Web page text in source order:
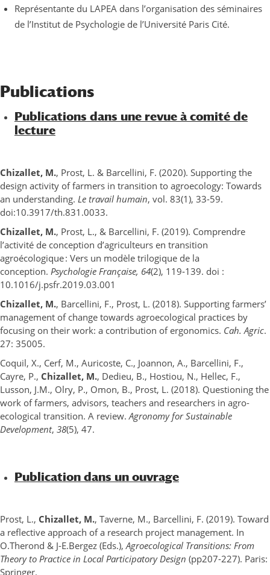
Représentante du LAPEA dans l’organisation des séminaires
de l’Institut de Psychologie de l’Université Paris Cité.
Publications
Publications dans une revue à comité de
lecture
Chizallet, M., Prost, L. & Barcellini, F. (2020). Supporting the
design activity of farmers in transition to agroecology: Towards
an understanding. Le travail humain, vol. 83(1), 33-59.
doi:10.3917/th.831.0033.
Chizallet, M., Prost, L., & Barcellini, F. (2019). Comprendre
l’activité de conception d’agriculteurs en transition
agroécologique : Vers un modèle trilogique de la
conception. Psychologie Française, 64(2), 119‑139. doi :
10.1016/j.psfr.2019.03.001
Chizallet, M., Barcellini, F., Prost, L. (2018). Supporting farmers’
management of change towards agroecological practices by
focusing on their work: a contribution of ergonomics. Cah. Agric.
27: 35005.
Coquil, X., Cerf, M., Auricoste, C., Joannon, A., Barcellini, F.,
Cayre, P., Chizallet, M., Dedieu, B., Hostiou, N., Hellec, F.,
Lusson, J.M., Olry, P., Omon, B., Prost, L. (2018). Questioning the
work of farmers, advisors, teachers and researchers in agro-
ecological transition. A review.Agronomy for Sustainable
Development, 38(5), 47.
Publication dans un ouvrage
Prost, L., Chizallet, M., Taverne, M., Barcellini, F. (2019). Toward
a reflective approach of a research project management. In
O.Therond & J-E.Bergez (Eds.),Agroecological Transitions: From
Theory to Practice in Local Participatory Design (pp207-227). Paris:
Springer.